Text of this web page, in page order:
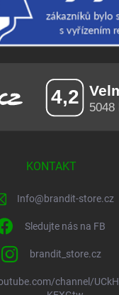
KONTAKT
Info@brandit-store.cz
Sledujte nás na FB
brandit_store.cz
channel/